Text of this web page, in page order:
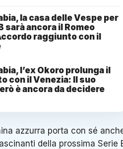
la casa delle Vespe per
sarà ancora il Romeo
raggiunto con il
l’ex Okoro prolunga il
con il Venezia: Il suo
è ancora da decidere
azzurra porta con sé
della prossima Serie